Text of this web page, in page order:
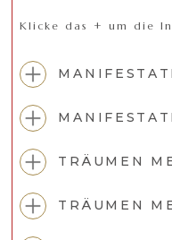
Klicke das + um die
TRÄUMEN
TRÄUMEN